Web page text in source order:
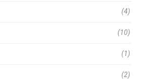
(4)
(10)
(1)
(2)